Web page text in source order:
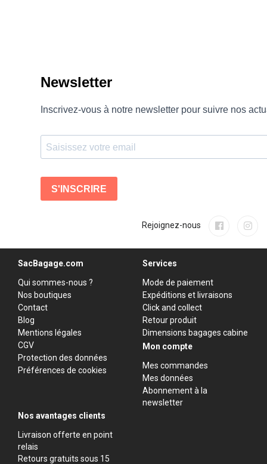
Rejoignez-nous
SacBagage.com
Qui sommes-nous ?
Nos boutiques
Contact
Blog
Mentions légales
CGV
Protection des données
Préférences de cookies
Services
Mode de paiement
Expéditions et livraisons
Click and collect
Retour produit
Dimensions bagages cabine
Mon compte
Mes commandes
Mes données
Abonnement à la
newsletter
Nos avantages clients
Livraison offerte en point
relais
Retours gratuits sous 15